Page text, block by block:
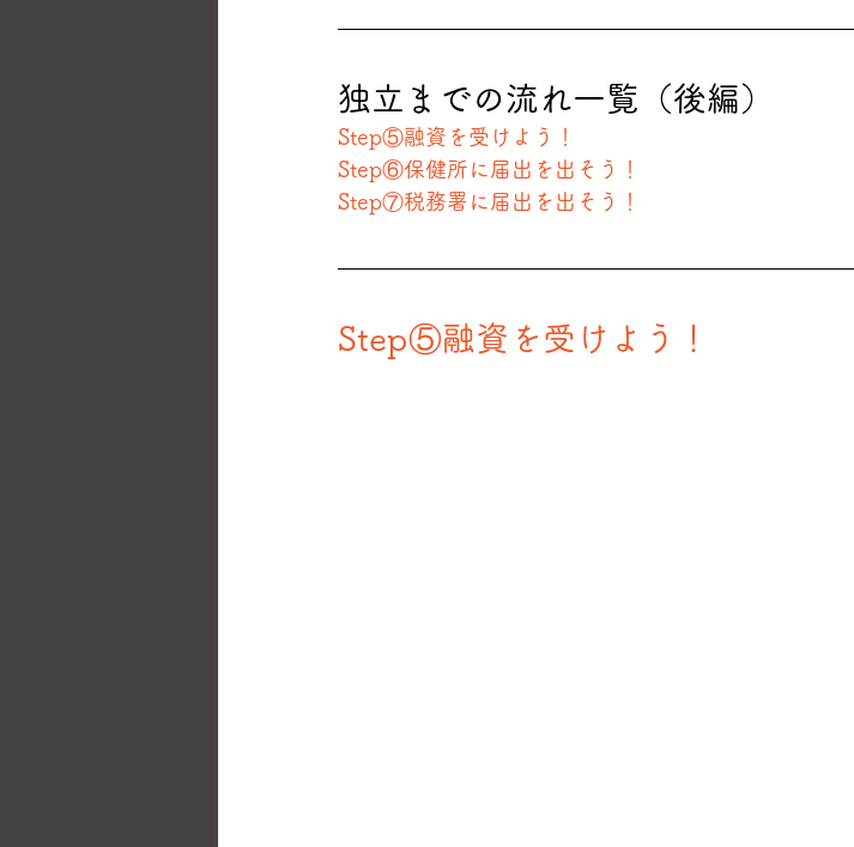
独立までの流れ一覧（後編）
Step⑤融資を受けよう！
Step⑥保健所に届出を出そう！
Step⑦税務署に届出を出そう！
Step⑤融資を受けよう！